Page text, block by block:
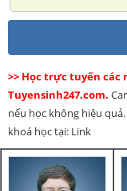
>> Học trực tuyến các
Tuyensinh247.com.
nếu học không hiệu
khoá học tại: Link